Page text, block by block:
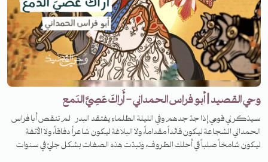
وحي القصيد | أبو فراس الحمداني - أَراكَ عَصِيَّ الدَمع
سيذكرني قومي إذا جدّ جدهم وفي الليلة الظلماء يفتقد البدر لم تنقص أبا فراس
الحمداني الشجاعة ليكون قائداً مقداماً، ولا البلاغة ليكون شاعراً دفاقاً، ولا الأنفة
ليكون شامخاً صلباً في أحلك الظروف، وتبدّت هذه الصفات بشكل جليّ في سنوات